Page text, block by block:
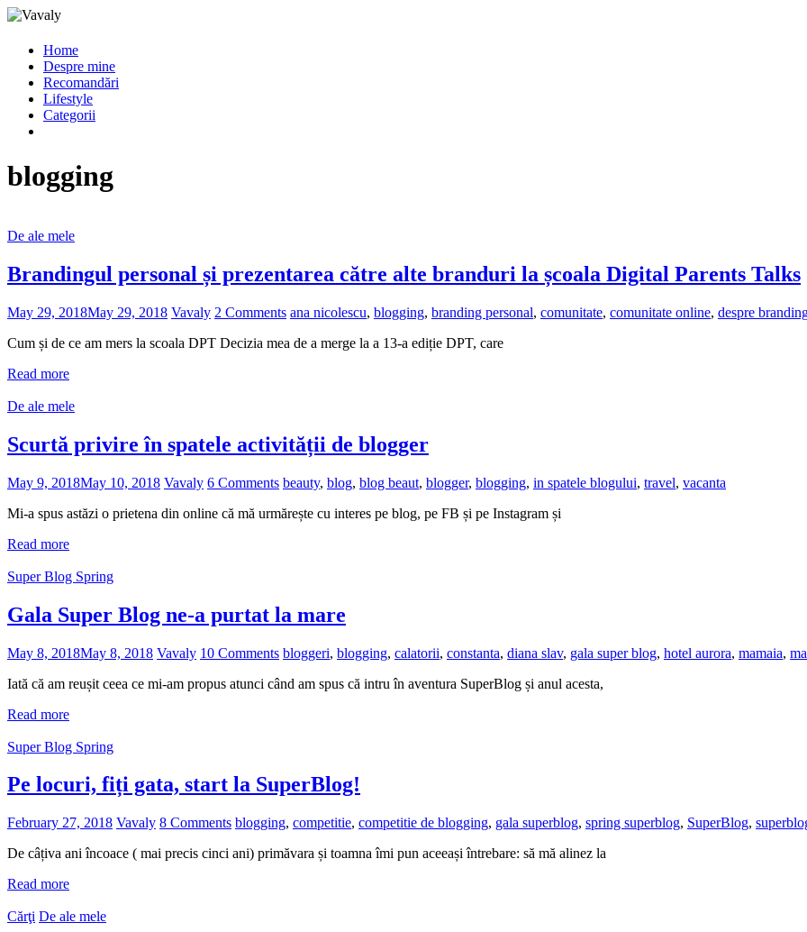
Home
Despre mine
Recomandări
Lifestyle
Categorii
blogging
De ale mele
Brandingul personal și prezentarea către alte branduri la școala Digital Parents Talks
May 29, 2018May 29, 2018 Vavaly 2 Comments ana nicolescu, blogging, branding personal, comunitate, comunitate online, despre
Cum și de ce am mers la scoala DPT Decizia mea de a merge la a 13-a ediție DPT, care
Read more
De ale mele
Scurtă privire în spatele activității de blogger
May 9, 2018May 10, 2018 Vavaly 6 Comments beauty, blog, blog beaut, blogger, blogging, in spatele blogului, travel, vacanta
Mi-a spus astăzi o prietena din online că mă urmărește cu interes pe blog, pe FB și pe Instagram și
Read more
Super Blog Spring
Gala Super Blog ne-a purtat la mare
May 8, 2018May 8, 2018 Vavaly 10 Comments bloggeri, blogging, calatorii, constanta, diana slav, gala super blog, hotel aurora, mamaia,
Iată că am reușit ceea ce mi-am propus atunci când am spus că intru în aventura SuperBlog și anul acesta,
Read more
Super Blog Spring
Pe locuri, fiți gata, start la SuperBlog!
February 27, 2018 Vavaly 8 Comments blogging, competitie, competitie de blogging, gala superblog, spring superblog, SuperBlog,
De câțiva ani încoace ( mai precis cinci ani) primăvara și toamna îmi pun aceeași întrebare: să mă alinez la
Read more
Cărţi De ale mele